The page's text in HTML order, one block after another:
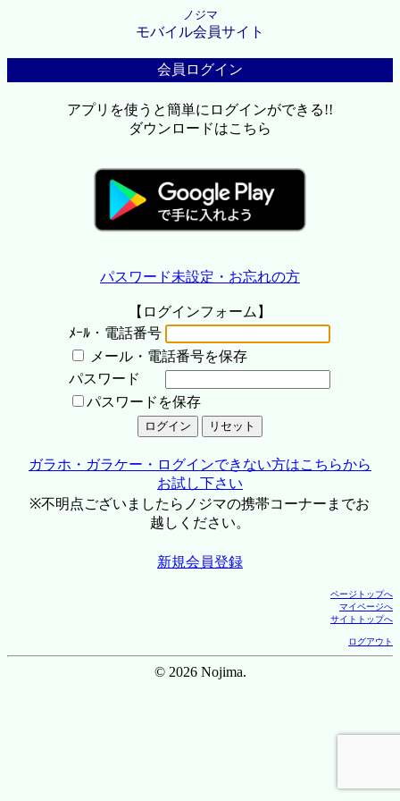
ノジマ
モバイル会員サイト
会員ログイン
アプリを使うと簡単にログインができる!!
ダウンロードはこちら
パスワード未設定・お忘れの方
【ログインフォーム】
ﾒｰﾙ・電話番号
メール・電話番号を保存
パスワード
パスワードを保存
ガラホ・ガラケー・ログインできない方はこちらから
お試し下さい
※不明点ございましたらノジマの携帯コーナーまでお
越しください。
新規会員登録
ページトップへ
マイページへ
サイトトップへ
ログアウト
© 2026 Nojima.